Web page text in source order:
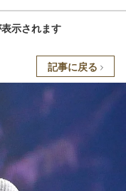
示されます
記事に戻る